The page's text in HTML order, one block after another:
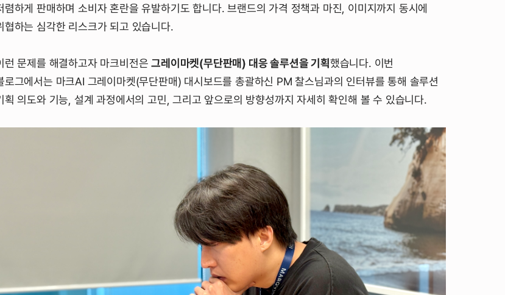
렴하게 판매하며 소비자 혼란을 유발하기도 합니다. 브랜드의 가격 정책과 마진, 이미지까지 동시에
협하는 심각한 리스크가 되고 있습니다.
런 문제를 해결하고자 마크비전은그레이마켓(무단판매) 대응 솔루션을 기획했습니다. 이번
로그에서는 마크AI 그레이마켓(무단판매) 대시보드를 총괄하신 PM 찰스님과의 인터뷰를 통해 솔루션
획 의도와 기능, 설계 과정에서의 고민, 그리고 앞으로의 방향성까지 자세히 확인해 볼 수 있습니다.